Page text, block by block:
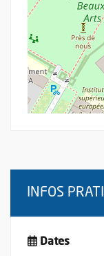
INFOS
Dates